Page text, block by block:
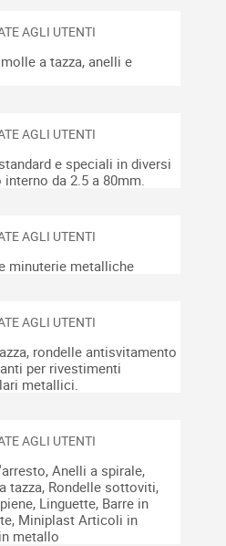
a tazza, anelli e
e speciali in diversi
da 2.5 a 80mm.
minuterie metalliche
rondelle antisvitamento
per rivestimenti
metallici.
Anelli a spirale,
tazza, Rondelle sottoviti,
Linguette, Barre in
Miniplast Articoli in
metallo